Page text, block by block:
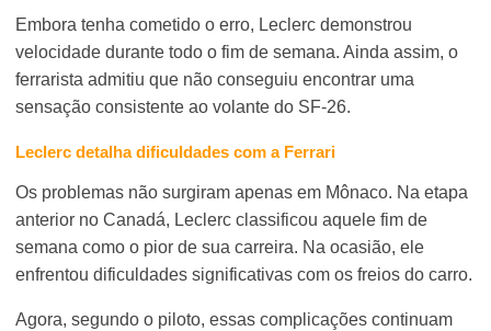
Embora tenha cometido o erro, Leclerc demonstrou
velocidade durante todo o fim de semana. Ainda assim, o
ferrarista admitiu que não conseguiu encontrar uma
sensação consistente ao volante do SF-26.
Leclerc detalha dificuldades com a Ferrari
Os problemas não surgiram apenas em Mônaco. Na etapa
anterior no Canadá, Leclerc classificou aquele fim de
semana como o pior de sua carreira. Na ocasião, ele
enfrentou dificuldades significativas com os freios do carro.
Agora, segundo o piloto, essas complicações continuam